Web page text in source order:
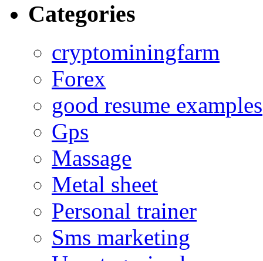
Categories
cryptominingfarm
Forex
good resume examples
Gps
Massage
Metal sheet
Personal trainer
Sms marketing